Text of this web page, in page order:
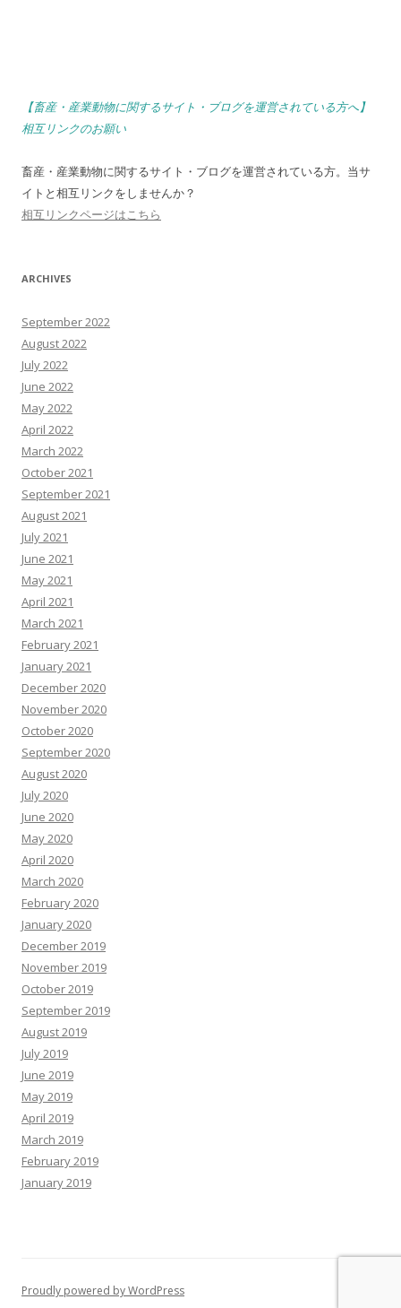
【畜産・産業動物に関するサイト・ブログを運営されている方へ】
相互リンクのお願い
畜産・産業動物に関するサイト・ブログを運営されている方。当サ
イトと相互リンクをしませんか？
相互リンクページはこちら
ARCHIVES
September 2022
August 2022
July 2022
June 2022
May 2022
April 2022
March 2022
October 2021
September 2021
August 2021
July 2021
June 2021
May 2021
April 2021
March 2021
February 2021
January 2021
December 2020
November 2020
October 2020
September 2020
August 2020
July 2020
June 2020
May 2020
April 2020
March 2020
February 2020
January 2020
December 2019
November 2019
October 2019
September 2019
August 2019
July 2019
June 2019
May 2019
April 2019
March 2019
February 2019
January 2019
Proudly powered by WordPress